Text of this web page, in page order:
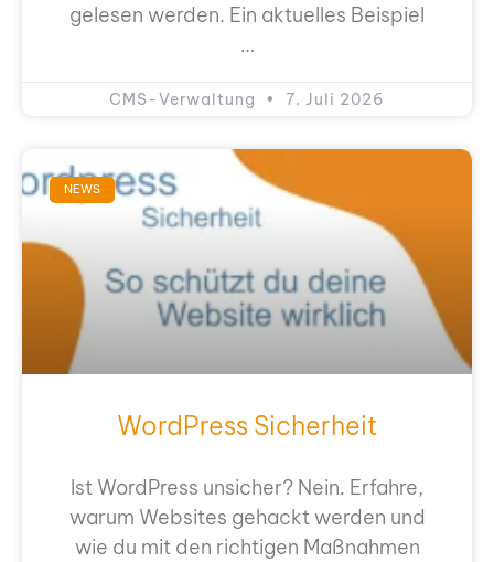
gele­sen wer­den. Ein aktu­el­les Bei­spiel
…
CMS-Ver­wal­tung 7. Juli 2026
NEWS
Word­Press Sicher­heit
Ist Word­Press unsi­cher? Nein. Erfah­re,
war­um Web­sites gehackt wer­den und
wie du mit den rich­ti­gen Maß­nah­men